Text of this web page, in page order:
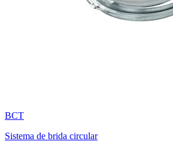
BCT
Sistema de brida circular